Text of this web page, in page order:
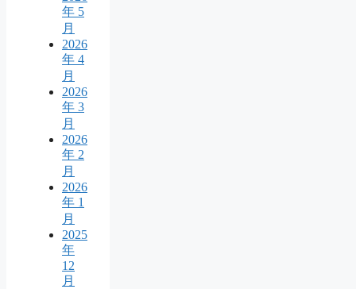
年 5
月
2026
年 4
月
2026
年 3
月
2026
年 2
月
2026
年 1
月
2025
年
12
月